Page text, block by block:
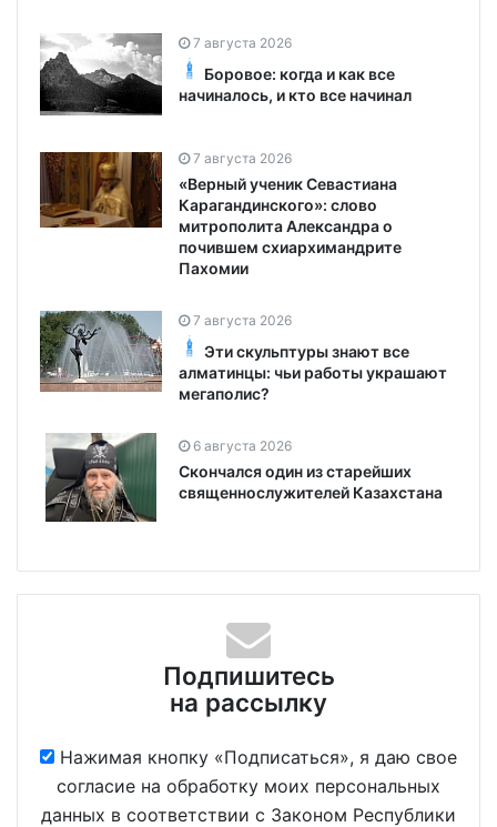
7 августа 2026
Боровое: когда и как все
начиналось, и кто все начинал
7 августа 2026
«Верный ученик Севастиана
Карагандинского»: слово
митрополита Александра о
почившем схиархимандрите
Пахомии
7 августа 2026
Эти скульптуры знают все
алматинцы: чьи работы украшают
мегаполис?
6 августа 2026
Скончался один из старейших
священнослужителей Казахстана
Подпишитесь
на рассылку
Нажимая кнопку «Подписаться», я даю свое
согласие на обработку моих персональных
данных в соответствии с Законом Республики